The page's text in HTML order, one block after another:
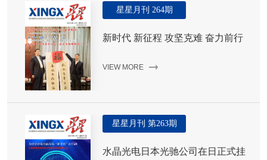
星星月刊 264期
新时代 新征程 攻坚克难 奋力前行
VIEW MORE
星星月刊 第263期
水晶光电日本光驰公司在日正式挂